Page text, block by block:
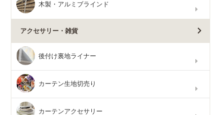
木製・アルミブラインド
アクセサリー・雑貨
後付け裏地ライナー
カーテン生地切売り
カーテンアクセサリー